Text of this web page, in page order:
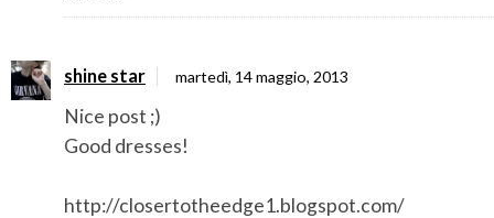
shine star martedì, 14 maggio, 2013
Nice post ;)
Good dresses!
http://closertotheedge1.blogspot.com/